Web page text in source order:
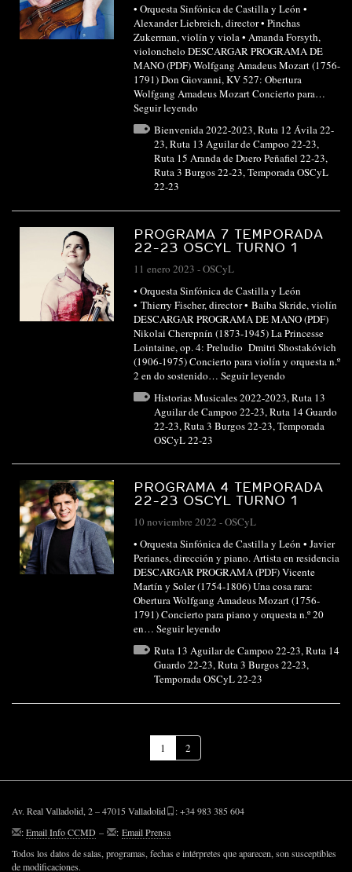
• Orquesta Sinfónica de Castilla y León •
Alexander Liebreich, director • Pinchas
Zukerman, violín y viola • Amanda Forsyth,
violonchelo DESCARGAR PROGRAMA DE
MANO (PDF) Wolfgang Amadeus Mozart (1756-
1791) Don Giovanni, KV 527: Obertura
Wolfgang Amadeus Mozart Concierto para…
Seguir leyendo
Bienvenida 2022-2023,Ruta 12 Ávila 22-
23,Ruta 13 Aguilar de Campoo 22-23,
Ruta 15 Aranda de Duero Peñafiel 22-23,
Ruta 3 Burgos 22-23,Temporada OSCyL
22-23
PROGRAMA 7 TEMPORADA
22-23 OSCYL TURNO 1
11 enero 2023 -OSCyL
• Orquesta Sinfónica de Castilla y León
• Thierry Fischer, director • Baiba Skride, violín
DESCARGAR PROGRAMA DE MANO (PDF)
Nikolai Cherepnín (1873-1945) La Princesse
Lointaine, op. 4: Preludio Dmitri Shostakóvich
(1906-1975) Concierto para violín y orquesta n.º
2 en do sostenido… Seguir leyendo
Historias Musicales 2022-2023, Ruta 13
Aguilar de Campoo 22-23, Ruta 14 Guardo
22-23, Ruta 3 Burgos 22-23, Temporada
OSCyL 22-23
PROGRAMA 4 TEMPORADA
22-23 OSCYL TURNO 1
10 noviembre 2022 -OSCyL
• Orquesta Sinfónica de Castilla y León • Javier
Perianes, dirección y piano. Artista en residencia
DESCARGAR PROGRAMA (PDF) Vicente
Martín y Soler (1754-1806) Una cosa rara:
Obertura Wolfgang Amadeus Mozart (1756-
1791) Concierto para piano y orquesta n.º 20
en… Seguir leyendo
Ruta 13 Aguilar de Campoo 22-23,Ruta 14
Guardo 22-23,Ruta 3 Burgos 22-23,
Temporada OSCyL 22-23
1
(Página
actual)
2
Av. Real Valladolid, 2 – 47015 Valladolid
: +34 983 385 604
:Email Info CCMD – : Email Prensa
Todos los datos de salas, programas, fechas e intérpretes que aparecen, son susceptibles
de modificaciones.